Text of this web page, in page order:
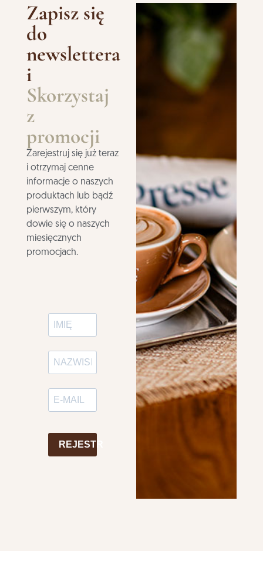
Zapisz się
do
newslettera
i
Skorzystaj
z
promocji
Zarejestruj się już teraz
i otrzymaj cenne
informacje o naszych
produktach lub bądź
pierwszym, który
dowie się o naszych
miesięcznych
promocjach.
REJESTR